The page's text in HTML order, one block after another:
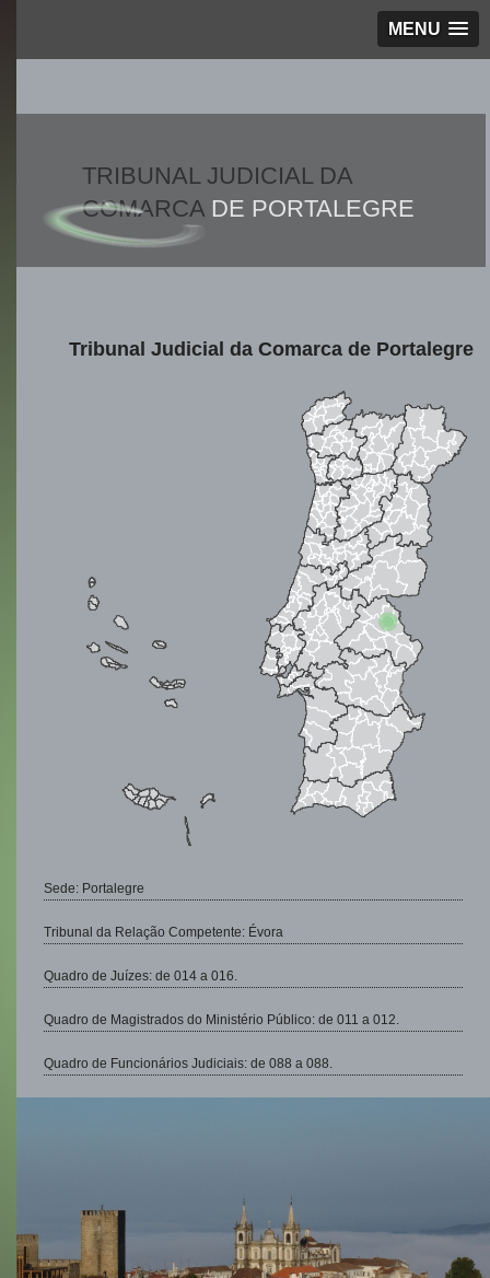
MENU
TRIBUNAL JUDICIAL DA
COMARCADE PORTALEGRE
Tribunal Judicial da Comarca de Portalegre
Sede: Portalegre
Tribunal da Relação Competente: Évora
Quadro de Juízes: de 014 a 016.
Quadro de Magistrados do Ministério Público: de 011 a 012.
Quadro de Funcionários Judiciais: de 088 a 088.